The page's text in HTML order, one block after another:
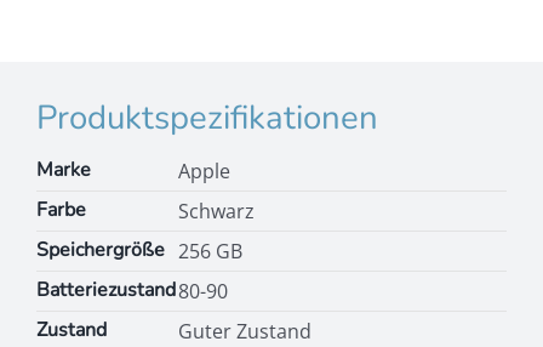
Produktspezifikationen
Marke
Apple
Farbe
Schwarz
Speichergröße 256 GB
Batteriezustand80-90
Zustand
Guter Zustand